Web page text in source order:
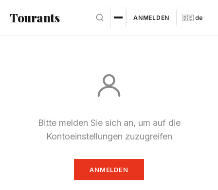
Tourants ANMELDEN 🇩🇪 de
Bitte melden Sie sich an, um auf die
Kontoeinstellungen zuzugreifen
ANMELDEN